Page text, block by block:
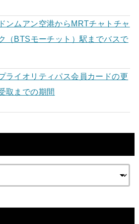
ンムアン空港からMRTチャトチャ
（BTSモーチット）駅までバスで
ライオリティパス会員カードの更
取までの期間